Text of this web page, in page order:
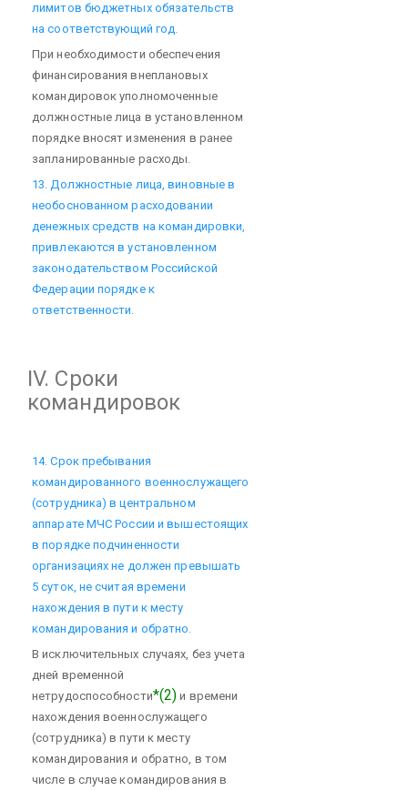
лимитов бюджетных обязательств
на соответствующий год.
При необходимости обеспечения
финансирования внеплановых
командировок уполномоченные
должностные лица в установленном
порядке вносят изменения в ранее
запланированные расходы.
13. Должностные лица, виновные в
необоснованном расходовании
денежных средств на командировки,
привлекаются в установленном
законодательством Российской
Федерации порядке к
ответственности.
IV. Сроки
командировок
14. Срок пребывания
командированного военнослужащего
(сотрудника) в центральном
аппарате МЧС России и вышестоящих
в порядке подчиненности
организациях не должен превышать
5 суток, не считая времени
нахождения в пути к месту
командирования и обратно.
В исключительных случаях, без учета
дней временной
нетрудоспособности*(2) и времени
нахождения военнослужащего
(сотрудника) в пути к месту
командирования и обратно, в том
числе в случае командирования в